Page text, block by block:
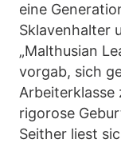
eine
Sklavenhalter
„Malthusian
vorgab, sich
Arbeiterklasse
rigorose
Seither liest